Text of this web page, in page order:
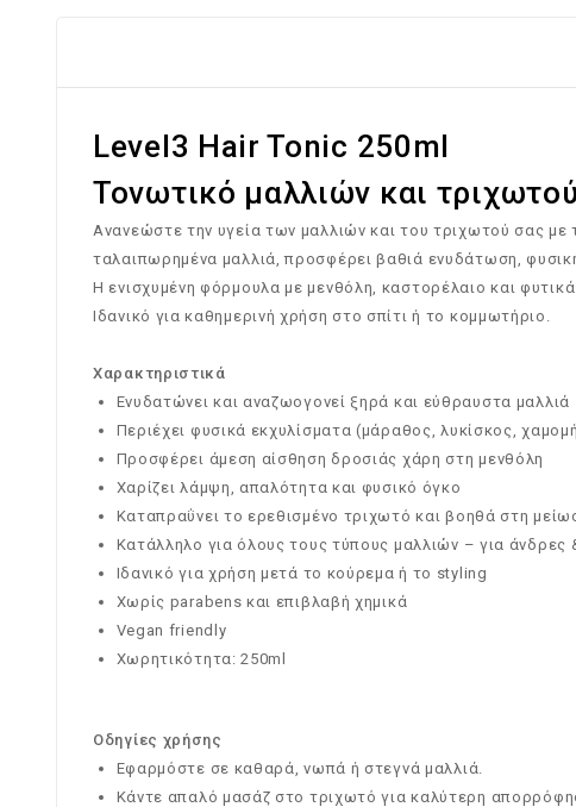
Level3 Hair Tonic 250ml
Τονωτικό μαλλιών και
Ανανεώστε την υγεία των μαλλιών και του τριχωτού σας με
ταλαιπωρημένα μαλλιά, προσφέρει βαθιά ενυδάτωση,
Η ενισχυμένη φόρμουλα με μενθόλη, καστορέλαιο και
Ιδανικό για καθημερινή χρήση στο σπίτι ή το κομμωτήριο.
Χαρακτηριστικά
Ενυδατώνει και αναζωογονεί ξηρά και εύθραυστα μαλλιά
Περιέχει φυσικά εκχυλίσματα (μάραθος, λυκίσκος,
Προσφέρει άμεση αίσθηση δροσιάς χάρη στη μενθόλη
Χαρίζει λάμψη, απαλότητα και φυσικό όγκο
Καταπραΰνει το ερεθισμένο τριχωτό και βοηθά στη
Κατάλληλο για όλους τους τύπους μαλλιών – για άνδρες
Ιδανικό για χρήση μετά το κούρεμα ή το styling
Χωρίς parabens και επιβλαβή χημικά
Vegan friendly
Χωρητικότητα: 250ml
Οδηγίες χρήσης
Εφαρμόστε σε καθαρά, νωπά ή στεγνά μαλλιά.
Κάντε απαλό μασάζ στο τριχωτό για καλύτερη